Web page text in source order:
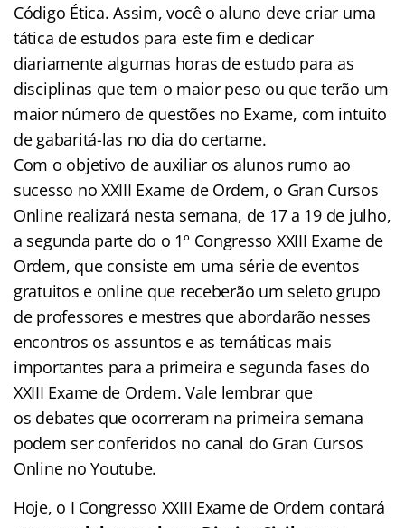
Código Ética. Assim, você o aluno deve criar uma
tática de estudos para este fim e dedicar
diariamente algumas horas de estudo para as
disciplinas que tem o maior peso ou que terão um
maior número de questões no Exame, com intuito
de gabaritá-las no dia do certame.
Com o objetivo de auxiliar os alunos rumo ao
sucesso no XXIII Exame de Ordem, o Gran Cursos
Online realizará nesta semana, de 17 a 19 de julho,
a segunda parte do o 1º Congresso XXIII Exame de
Ordem, que consiste em uma série de eventos
gratuitos e online que receberão um seleto grupo
de professores e mestres que abordarão nesses
encontros os assuntos e as temáticas mais
importantes para a primeira e segunda fases do
XXIII Exame de Ordem. Vale lembrar que
os debates que ocorreram na primeira semana
podem ser conferidos no canal do Gran Cursos
Online no Youtube.
Hoje, o I Congresso XXIII Exame de Ordem contará